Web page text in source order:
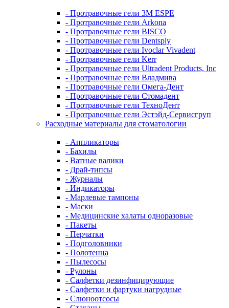
- Протравочные гели 3М ESPE
- Протравочные гели Arkona
- Протравочные гели BISCO
- Протравочные гели Dentsply
- Протравочные гели Ivoclar Vivadent
- Протравочные гели Kerr
- Протравочные гели Ultradent Products, Inc
- Протравочные гели Владмива
- Протравочные гели Омега-Дент
- Протравочные гели Стомадент
- Протравочные гели ТехноДент
- Протравочные гели Эстэйд-Сервисгруп
Расходные материалы для стоматологии
- Аппликаторы
- Бахилы
- Ватные валики
- Драй-типсы
- Журналы
- Индикаторы
- Марлевые тампоны
- Маски
- Медицинские халаты одноразовые
- Пакеты
- Перчатки
- Подголовники
- Полотенца
- Пылесосы
- Рулоны
- Салфетки дезинфицирующие
- Салфетки и фартуки нагрудные
- Слюноотсосы